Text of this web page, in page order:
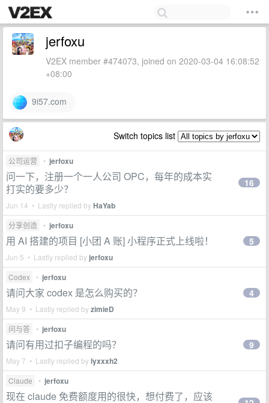
jerfoxu
V2EX member #474073, joined on 2020-03-04 16:08:52
+08:00
9i57.com
Switch topics list
公司运营 • jerfoxu
问一下，注册一个一人公司 OPC，每年的成本实
打实的要多少？
Jun 14 • Lastly replied byHaYab
16
分享创造 • jerfoxu
用 AI 搭建的项目 [小团 A 账] 小程序正式上线啦！
Jun 5 • Lastly replied by jerfoxu
5
Codex • jerfoxu
请问大家 codex 是怎么购买的？
May 9 • Lastly replied byzimieD
4
问与答 • jerfoxu
请问有用过扣子编程的吗？
May 7 • Lastly replied bylyxxxh2
9
Claude • jerfoxu
现在 claude 免费额度用的很快，想付费了，应该